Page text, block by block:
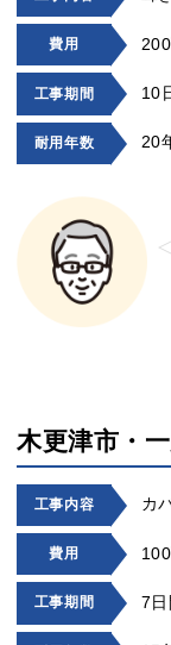
費用
工事期間 10
耐用年数 20
木更津市・
工事内容 カ
費用
工事期間 7日